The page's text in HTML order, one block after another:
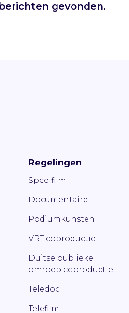
gevonden.
Regelingen
Speelfilm
Documentaire
Podiumkunsten
VRT coproductie
Duitse publieke
omroep coproductie
Teledoc
Telefilm